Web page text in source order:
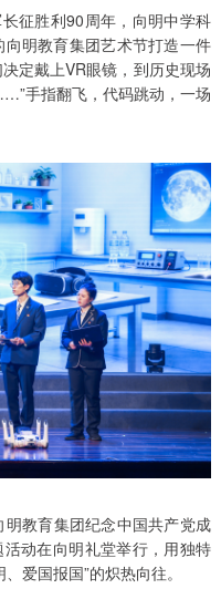
征胜利90周年，向明中学科
明教育集团艺术节打造一件
定戴上VR眼镜，到历史现场
手指翻飞，代码跳动，一场
教育集团纪念中国共产党成
动在向明礼堂举行，用独特
爱国报国”的炽热向往。